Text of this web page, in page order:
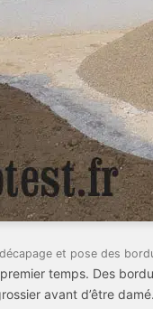
et pose des
temps. Des
avant d’être damé.